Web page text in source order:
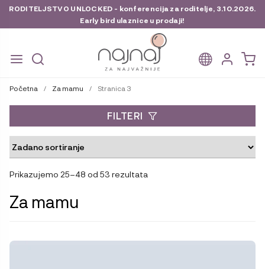
RODITELJSTVO UNLOCKED - konferencija za roditelje, 3.10.2026.
Early bird ulaznice u prodaji!
na
do
Početna / Za mamu / Stranica 3
Prikazujemo 25–48 od 53 rezultata
Za mamu
FILTERI